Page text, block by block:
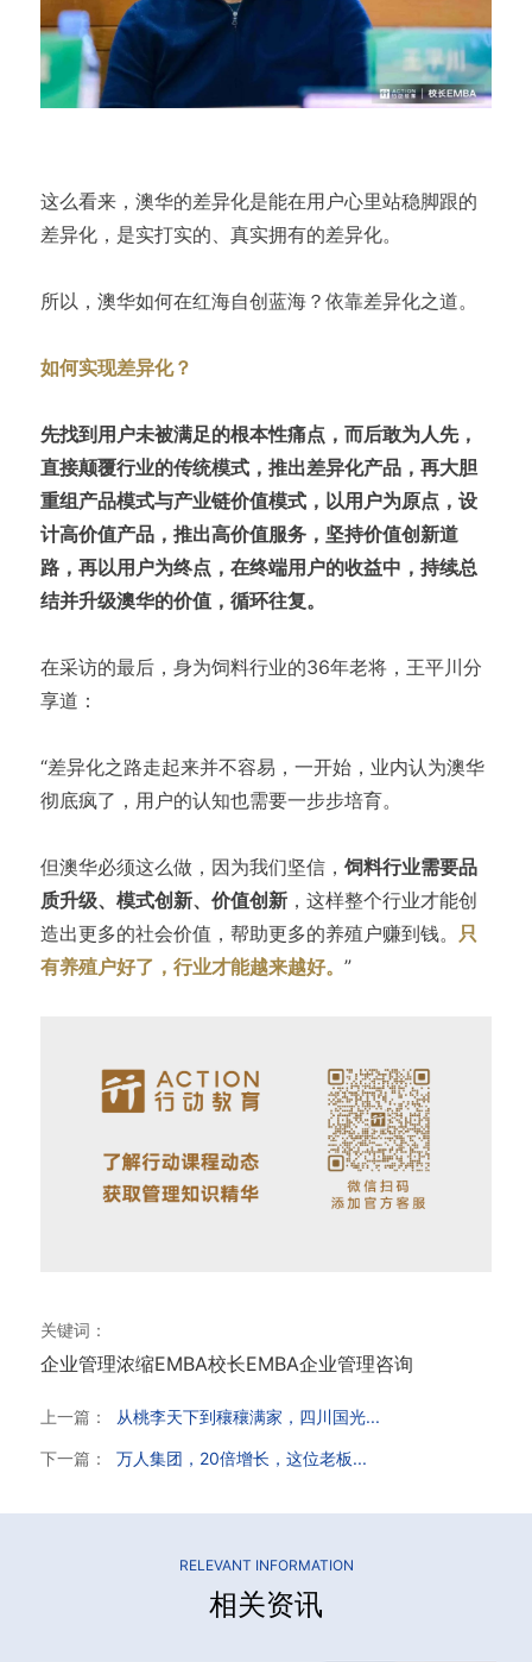
这么看来，澳华的差异化是能在用户心里站稳脚跟的
差异化，是实打实的、真实拥有的差异化。
所以，澳华如何在红海自创蓝海？依靠差异化之道。
如何实现差异化？
先找到用户未被满足的根本性痛点，而后敢为人先，
直接颠覆行业的传统模式，推出差异化产品，再大胆
重组产品模式与产业链价值模式，以用户为原点，设
计高价值产品，推出高价值服务，坚持价值创新道
路，再以用户为终点，在终端用户的收益中，持续总
结并升级澳华的价值，循环往复。
在采访的最后，身为饲料行业的36年老将，王平川分
享道：
“差异化之路走起来并不容易，一开始，业内认为澳华
彻底疯了，用户的认知也需要一步步培育。
但澳华必须这么做，因为我们坚信， 饲料行业需要品
质升级、模式创新、价值创新，这样整个行业才能创
造出更多的社会价值，帮助更多的养殖户赚到钱。 只
有养殖户好了，行业才能越来越好。 ”
关键词：
企业管理浓缩EMBA校长EMBA企业管理咨询
上一篇： 从桃李天下到穰穰满家，四川国光...
下一篇： 万人集团，20倍增长，这位老板...
RELEVANT INFORMATION
相关资讯